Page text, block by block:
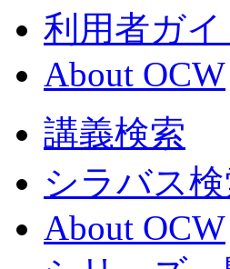
利用者ガ
About OCW
講義検索
シラバス
About OCW